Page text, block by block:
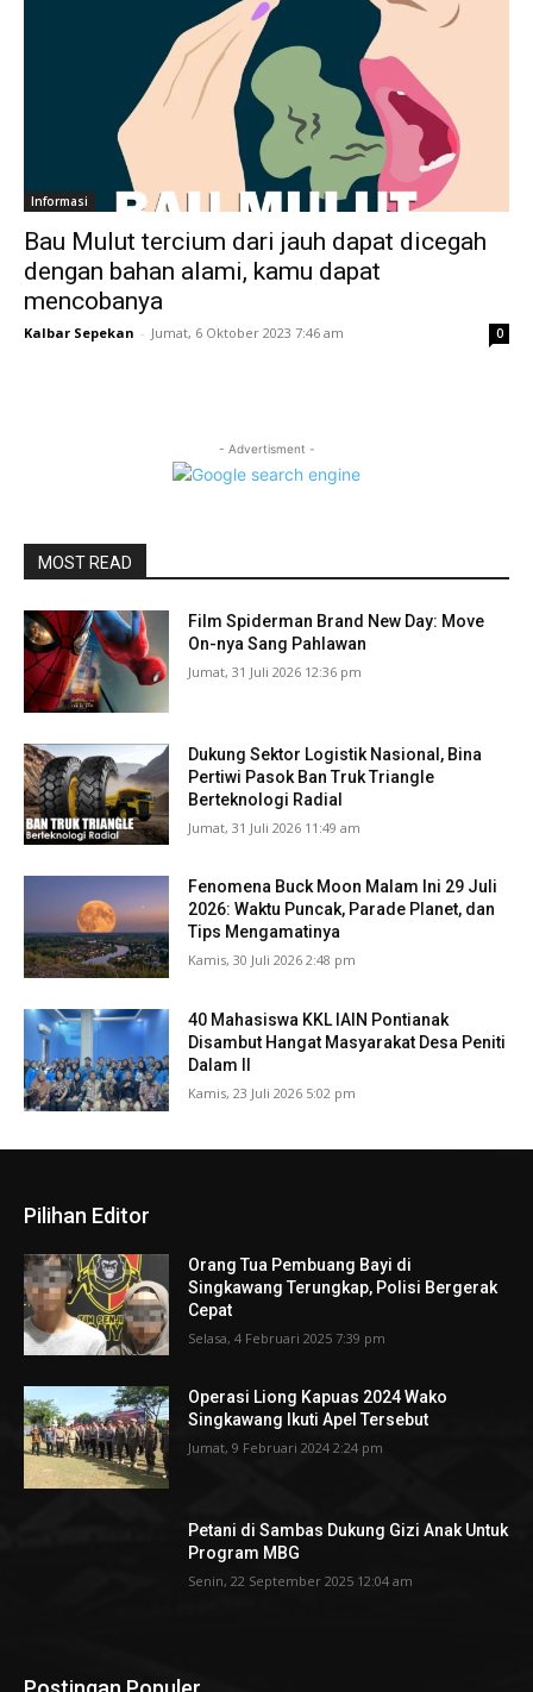
Informasi
Bau Mulut tercium dari jauh dapat dicegah
dengan bahan alami, kamu dapat
mencobanya
Kalbar Sepekan - Jumat, 6 Oktober 2023 7:46 am 0
- Advertisment -
MOST READ
Film Spiderman Brand New Day: Move
On-nya Sang Pahlawan
Jumat, 31 Juli 2026 12:36 pm
Dukung Sektor Logistik Nasional, Bina
Pertiwi Pasok Ban Truk Triangle
Berteknologi Radial
Jumat, 31 Juli 2026 11:49 am
Fenomena Buck Moon Malam Ini 29 Juli
2026: Waktu Puncak, Parade Planet, dan
Tips Mengamatinya
Kamis, 30 Juli 2026 2:48 pm
40 Mahasiswa KKL IAIN Pontianak
Disambut Hangat Masyarakat Desa Peniti
Dalam II
Kamis, 23 Juli 2026 5:02 pm
Pilihan Editor
Orang Tua Pembuang Bayi di
Singkawang Terungkap, Polisi Bergerak
Cepat
Selasa, 4 Februari 2025 7:39 pm
Operasi Liong Kapuas 2024 Wako
Singkawang Ikuti Apel Tersebut
Jumat, 9 Februari 2024 2:24 pm
Petani di Sambas Dukung Gizi Anak Untuk
Program MBG
Senin, 22 September 2025 12:04 am